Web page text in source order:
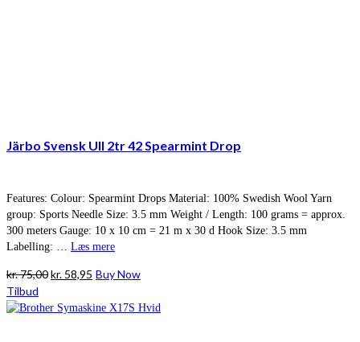
Järbo Svensk Ull 2tr 42 Spearmint Drop
Features: Colour: Spearmint Drops Material: 100% Swedish Wool Yarn
group: Sports Needle Size: 3.5 mm Weight / Length: 100 grams = approx.
300 meters Gauge: 10 x 10 cm = 21 m x 30 d Hook Size: 3.5 mm
Labelling: … Læs mere
kr.75,00Den
pris
kr. 58,95 Den
pris
Buy Now
Tilbud